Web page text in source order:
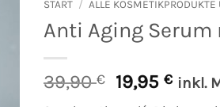
START / ALLE
Anti Aging Serum
39,90€
Preis
19,95€ inkl.